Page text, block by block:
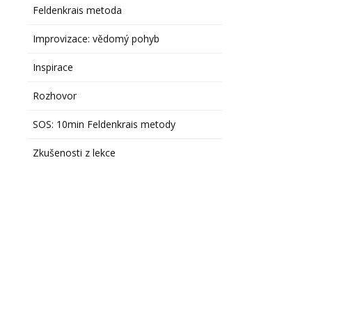
Feldenkrais metoda
Improvizace: vědomý pohyb
Inspirace
Rozhovor
SOS: 10min Feldenkrais metody
Zkušenosti z lekce